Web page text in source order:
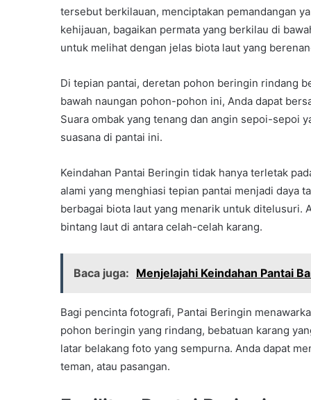
tersebut berkilauan, menciptakan pemandangan
kehijauan, bagaikan permata yang berkilau di
untuk melihat dengan jelas biota laut yang
Di tepian pantai, deretan pohon beringin rindang
bawah naungan pohon-pohon ini, Anda dapat
Suara ombak yang tenang dan angin sepoi-sepoi
suasana di pantai ini.
Keindahan Pantai Beringin tidak hanya terletak
alami yang menghiasi tepian pantai menjadi daya
berbagai biota laut yang menarik untuk ditelusuri.
bintang laut di antara celah-celah karang.
Baca juga: Menjelajahi Keindahan Pantai
Bagi pencinta fotografi, Pantai Beringin
pohon beringin yang rindang, bebatuan karang
latar belakang foto yang sempurna. Anda dapat
teman, atau pasangan.